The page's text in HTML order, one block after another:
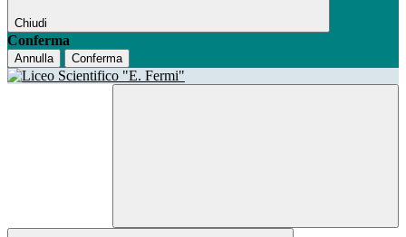
Chiudi
Conferma
Annulla Conferma